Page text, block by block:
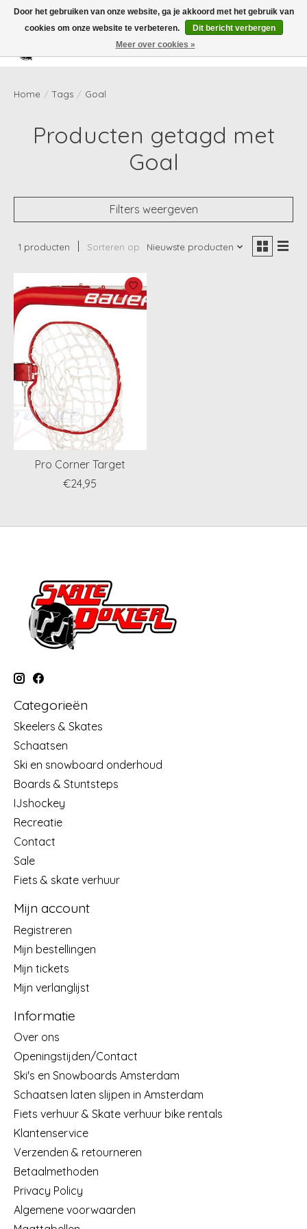
Verlanglijst
Home / Tags / Goal
Producten getagd met
Goal
Filters weergeven
1 producten Sorteren op Nieuwste producten
Pro Corner Target
€24,95
Categorieën
Skeelers & Skates
Schaatsen
Ski en snowboard onderhoud
Boards & Stuntsteps
IJshockey
Recreatie
Contact
Sale
Fiets & skate verhuur
Mijn account
Registreren
Mijn bestellingen
Mijn tickets
Mijn verlanglijst
Informatie
Over ons
Openingstijden/Contact
Ski's en Snowboards Amsterdam
Schaatsen laten slijpen in Amsterdam
Fiets verhuur & Skate verhuur bike rentals
Klantenservice
Verzenden & retourneren
Betaalmethoden
Privacy Policy
Algemene voorwaarden
Door het gebruiken van onze website, ga je akkoord met het gebruik van
cookies om onze website te verbeteren.
Dit bericht verbergen
Meer over cookies »